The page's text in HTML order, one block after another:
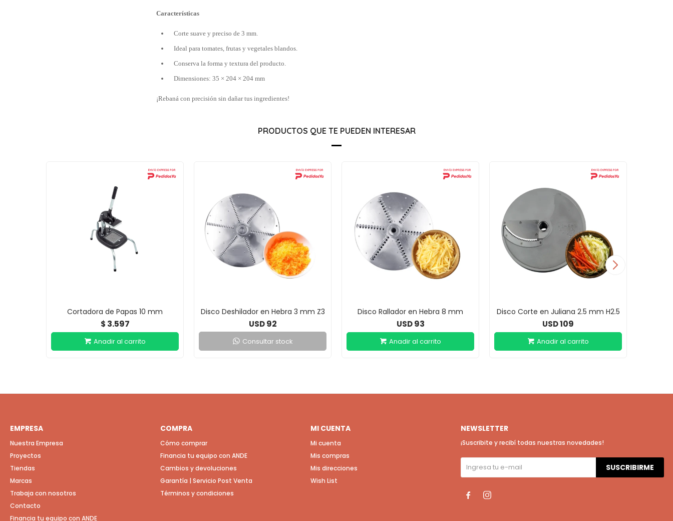
Características
Corte suave y preciso de 3 mm.
Ideal para tomates, frutas y vegetales blandos.
Conserva la forma y textura del producto.
Dimensiones: 35 × 204 × 204 mm
¡Rebaná con precisión sin dañar tus ingredientes!
PRODUCTOS QUE TE PUEDEN INTERESAR
Cortadora de Papas 10 mm
$ 3.597
Disco Deshilador en Hebra 3 mm Z3
USD 92
Consultar stock
Disco Rallador en Hebra 8 mm
USD 93
Disco Corte en Juliana 2.5 mm H2.5
USD109
EMPRESA
Nuestra Empresa
Proyectos
Tiendas
Marcas
Trabaja con nosotros
Contacto
Financia tu equipo con ANDE
COMPRA
Cómo comprar
Financia tu equipo con ANDE
Cambios y devoluciones
Garantía | Servicio Post Venta
Términos y condiciones
MI CUENTA
Mi cuenta
Mis compras
Mis direcciones
Wish List
NEWSLETTER
¡Suscribite y recibí todas nuestras novedades!
SUSCRIBIRME
 